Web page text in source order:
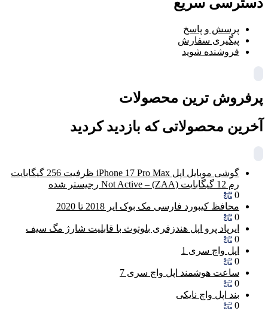
دسترسی سریع
پرسش و پاسخ
پیگیری سفارش
فروشنده شوید
پرفروش ترین محصولات
آخرین محصولاتی که بازدید کردید
گوشی موبایل اپل iPhone 17 Pro Max ظرفیت 256 گیگابایت
رم 12 گیگابایت (ZAA) – Not Active رجیستر شده
0
محافظ کیبورد فارسی مک بوک ایر 2018 تا 2020
0
ایرپاد پرو اپل هندزفری بلوتوث با قابلیت شارژ مگ سیف
0
اپل واچ سری 1
0
ساعت هوشمند اپل واچ سری 7
0
بند اپل واچ نایکی
0